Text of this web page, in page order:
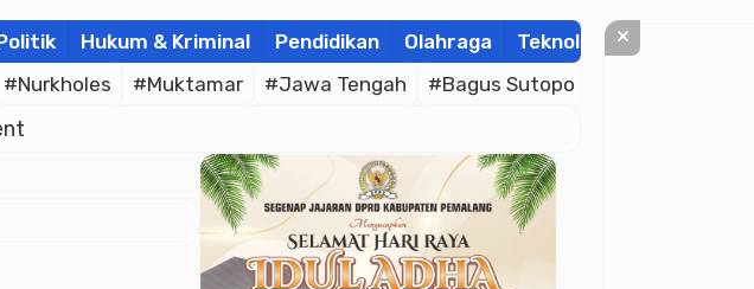
Hukum & Kriminal Pendidikan Olahraga Teknologi
#Nurkholes #Muktamar #Jawa Tengah #Bagus Sutopo
×